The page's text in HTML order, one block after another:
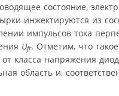
состояние,
инжектируются из
импульсов тока
Ufr. Отметим, что
класса напряжения
область и,